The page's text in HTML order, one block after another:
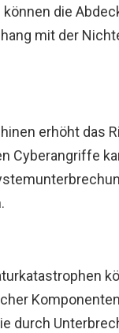
die
mit der
erhöht das
Cyberangriffe
durch